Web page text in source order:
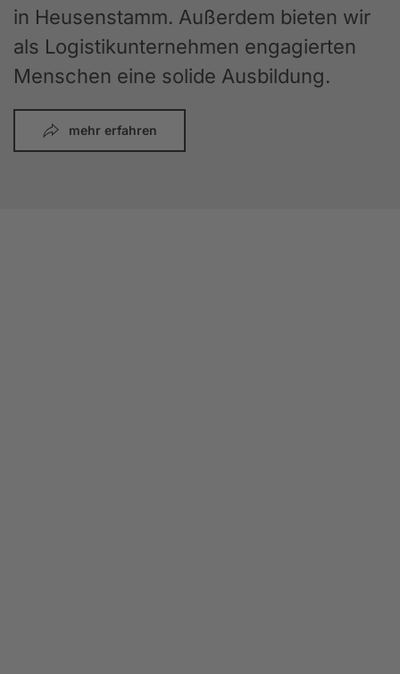
in Heusenstamm. Außerdem bieten wir
als Logistikunternehmen engagierten
Menschen eine solide Ausbildung.
mehr erfahren